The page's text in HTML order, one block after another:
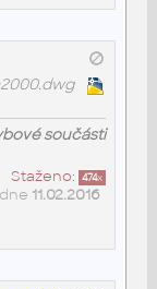
součásti
Staženo: 474x
11.02.2016